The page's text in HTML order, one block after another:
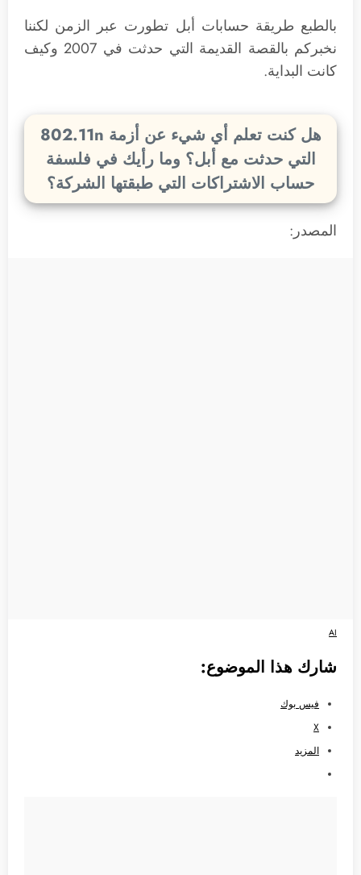
بالطبع طريقة حسابات أبل تطورت عبر الزمن لكننا
نخبركم بالقصة القديمة التي حدثت في 2007 وكيف
كانت البداية.
هل كنت تعلم أي شيء عن أزمة 802.11n
التي حدثت مع أبل؟ وما رأيك في فلسفة
حساب الاشتراكات التي طبقتها الشركة؟
المصدر:
AI
شارك هذا الموضوع:
فيس بوك
X
المزيد